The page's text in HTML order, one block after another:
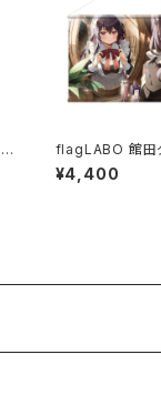
flagLABO 館田
ルキースエード
ストリー
¥4,400